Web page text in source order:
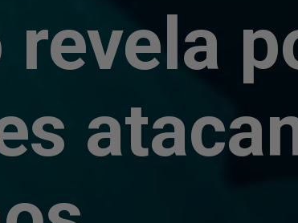
revela